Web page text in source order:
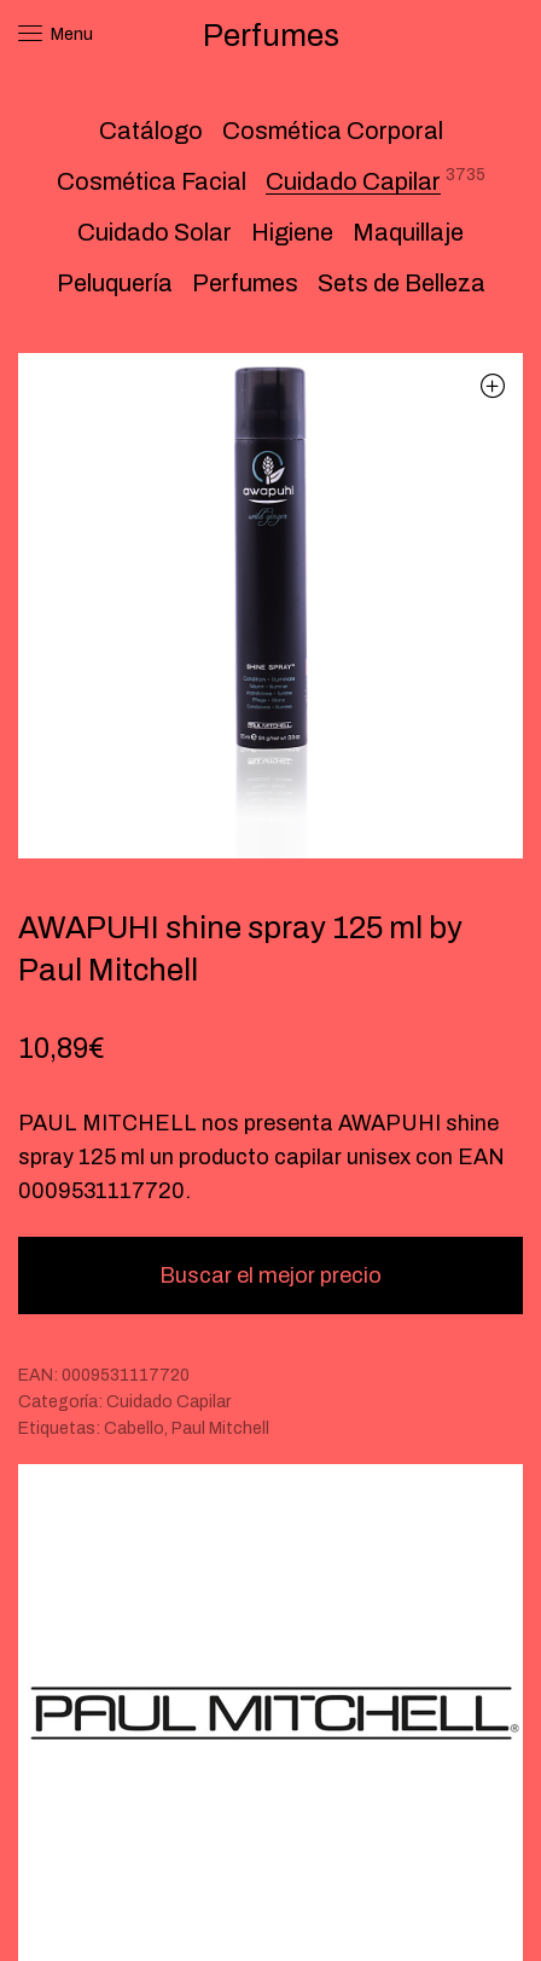
Menu Perfumes
Catálogo
Cosmética Corporal
Cosmética Facial
Cuidado Capilar 3735
Cuidado Solar Higiene
Maquillaje
Peluquería
Perfumes Sets de Belleza
AWAPUHI shine spray 125 ml by
Paul Mitchell
10,89€
PAUL MITCHELL nos presenta AWAPUHI shine
spray 125 ml un producto capilar unisex con EAN
0009531117720.
Buscar el mejor precio
EAN: 0009531117720
Categoría: Cuidado Capilar
Etiquetas: Cabello, Paul Mitchell